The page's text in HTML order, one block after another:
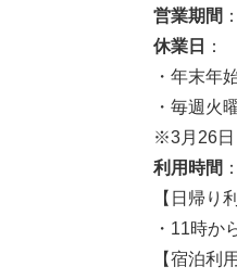
営業期間
休業日
：
・年末年
・毎週火
※3月26日
利用時間 ：
【日帰り
・11時か
【宿泊利